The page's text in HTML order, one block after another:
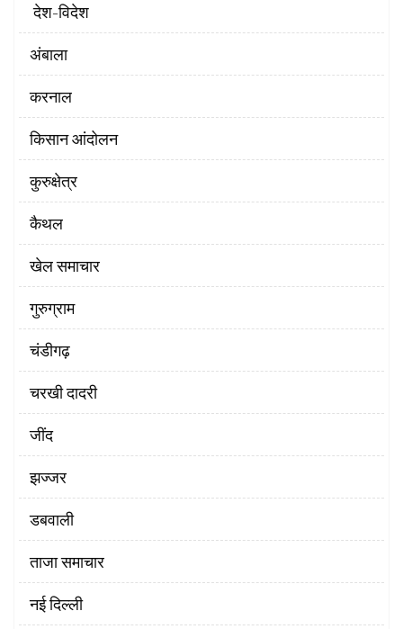
‌ देश-विदेश
अंबाला
करनाल
किसान आंदोलन
कुरुक्षेत्र
कैथल
खेल समाचार
गुरुग्राम
चंडीगढ़
चरखी दादरी
‌जींद
झज्जर
डबवाली
ताजा समाचार
नई दिल्ली